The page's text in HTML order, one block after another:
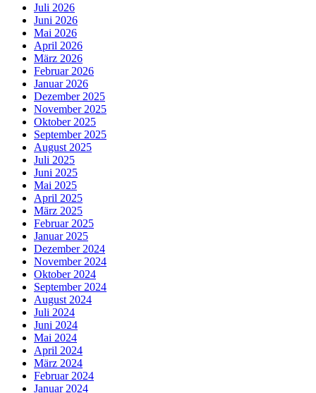
Juli 2026
Juni 2026
Mai 2026
April 2026
März 2026
Februar 2026
Januar 2026
Dezember 2025
November 2025
Oktober 2025
September 2025
August 2025
Juli 2025
Juni 2025
Mai 2025
April 2025
März 2025
Februar 2025
Januar 2025
Dezember 2024
November 2024
Oktober 2024
September 2024
August 2024
Juli 2024
Juni 2024
Mai 2024
April 2024
März 2024
Februar 2024
Januar 2024